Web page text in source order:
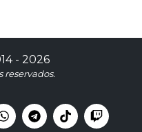
- 2026
reservados.